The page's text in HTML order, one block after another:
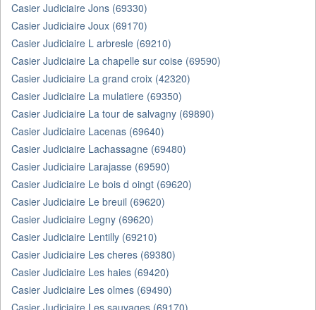
Casier Judiciaire Jons (69330)
Casier Judiciaire Joux (69170)
Casier Judiciaire L arbresle (69210)
Casier Judiciaire La chapelle sur coise (69590)
Casier Judiciaire La grand croix (42320)
Casier Judiciaire La mulatiere (69350)
Casier Judiciaire La tour de salvagny (69890)
Casier Judiciaire Lacenas (69640)
Casier Judiciaire Lachassagne (69480)
Casier Judiciaire Larajasse (69590)
Casier Judiciaire Le bois d oingt (69620)
Casier Judiciaire Le breuil (69620)
Casier Judiciaire Legny (69620)
Casier Judiciaire Lentilly (69210)
Casier Judiciaire Les cheres (69380)
Casier Judiciaire Les haies (69420)
Casier Judiciaire Les olmes (69490)
Casier Judiciaire Les sauvages (69170)